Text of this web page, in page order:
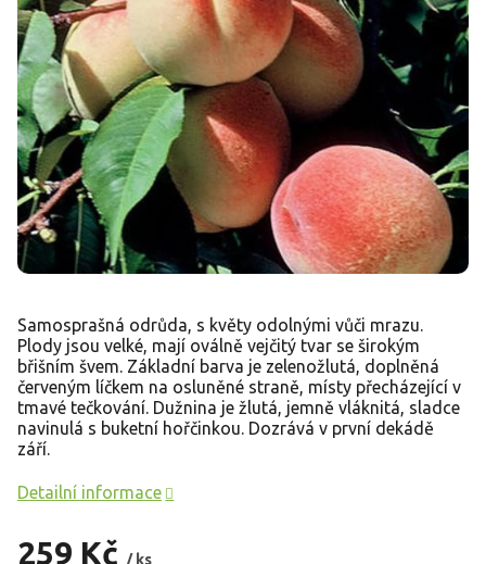
259 Kč / ks
Samosprašná odrůda, s květy odolnými vůči mrazu.
Plody jsou velké, mají oválně vejčitý tvar se širokým
břišním švem. Základní barva je zelenožlutá, doplněná
červeným líčkem na osluněné straně, místy přecházející v
tmavé tečkování. Dužnina je žlutá, jemně vláknitá, sladce
navinulá s buketní hořčinkou. Dozrává v první dekádě
září.
Detailní informace